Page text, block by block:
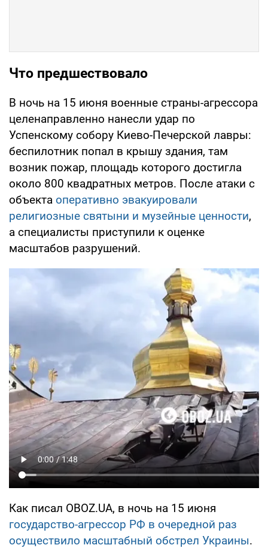
Что предшествовало
В ночь на 15 июня военные страны-агрессора
целенаправленно нанесли удар по
Успенскому собору Киево-Печерской лавры:
беспилотник попал в крышу здания, там
возник пожар, площадь которого достигла
около 800 квадратных метров. После атаки с
объекта оперативно эвакуировали
религиозные святыни и музейные ценности,
а специалисты приступили к оценке
масштабов разрушений.
Как писал OBOZ.UA, в ночь на 15 июня
государство-агрессор РФ в очередной раз
осуществило масштабный обстрел Украины.